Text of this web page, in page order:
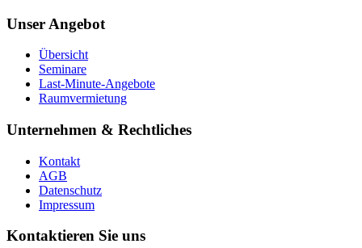
Unser Angebot
Übersicht
Seminare
Last-Minute-Angebote
Raumvermietung
Unternehmen & Rechtliches
Kontakt
AGB
Datenschutz
Impressum
Kontaktieren Sie uns